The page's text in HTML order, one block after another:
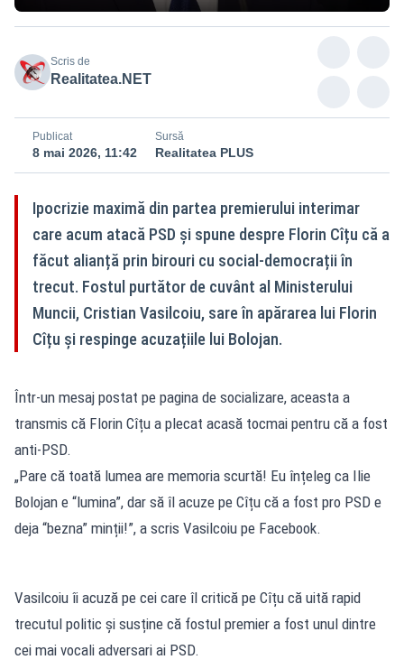
Scris de
Realitatea.NET
Publicat
8 mai 2026, 11:42
Sursă
Realitatea PLUS
Ipocrizie maximă din partea premierului interimar
care acum atacă PSD și spune despre Florin Cîțu că a
făcut alianță prin birouri cu social-democrații în
trecut. Fostul purtător de cuvânt al Ministerului
Muncii, Cristian Vasilcoiu, sare în apărarea lui Florin
Cîțu și respinge acuzațiile lui Bolojan.
Într-un mesaj postat pe pagina de socializare, aceasta a
transmis că Florin Cîțu a plecat acasă tocmai pentru că a fost
anti-PSD.
„Pare că toată lumea are memoria scurtă! Eu înțeleg ca Ilie
Bolojan e “lumina”, dar să îl acuze pe Cîțu că a fost pro PSD e
deja “bezna” minții!”, a scris Vasilcoiu pe Facebook.
Vasilcoiu îi acuză pe cei care îl critică pe Cîțu că uită rapid
trecutul politic și susține că fostul premier a fost unul dintre
cei mai vocali adversari ai PSD.